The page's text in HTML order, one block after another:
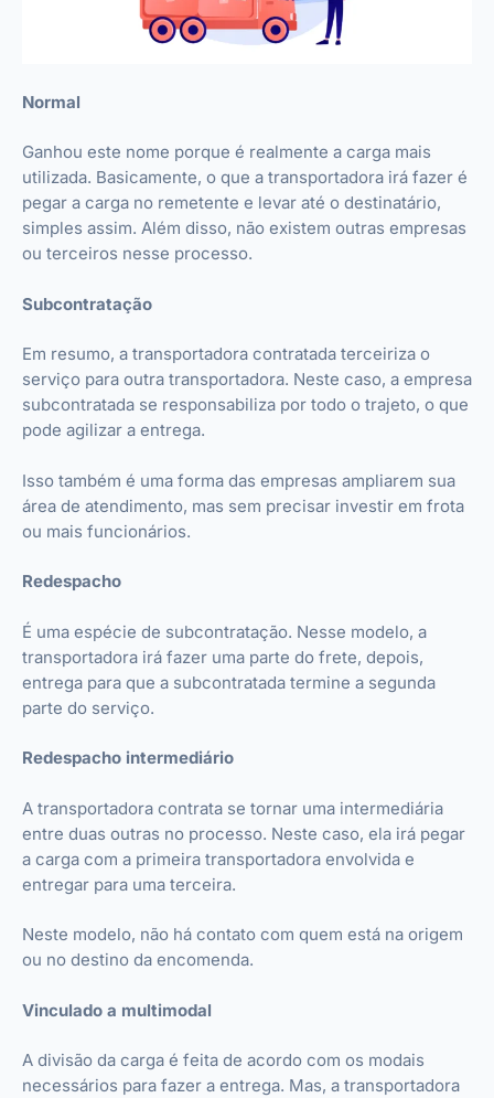
Normal
Ganhou este nome porque é realmente a carga mais
utilizada. Basicamente, o que a transportadora irá fazer é
pegar a carga no remetente e levar até o destinatário,
simples assim. Além disso, não existem outras empresas
ou terceiros nesse processo.
Subcontratação
Em resumo, a transportadora contratada terceiriza o
serviço para outra transportadora. Neste caso, a empresa
subcontratada se responsabiliza por todo o trajeto, o que
pode agilizar a entrega.
Isso também é uma forma das empresas ampliarem sua
área de atendimento, mas sem precisar investir em frota
ou mais funcionários.
Redespacho
É uma espécie de subcontratação. Nesse modelo, a
transportadora irá fazer uma parte do frete, depois,
entrega para que a subcontratada termine a segunda
parte do serviço.
Redespacho intermediário
A transportadora contrata se tornar uma intermediária
entre duas outras no processo. Neste caso, ela irá pegar
a carga com a primeira transportadora envolvida e
entregar para uma terceira.
Neste modelo, não há contato com quem está na origem
ou no destino da encomenda.
Vinculado a multimodal
A divisão da carga é feita de acordo com os modais
necessários para fazer a entrega. Mas, a transportadora